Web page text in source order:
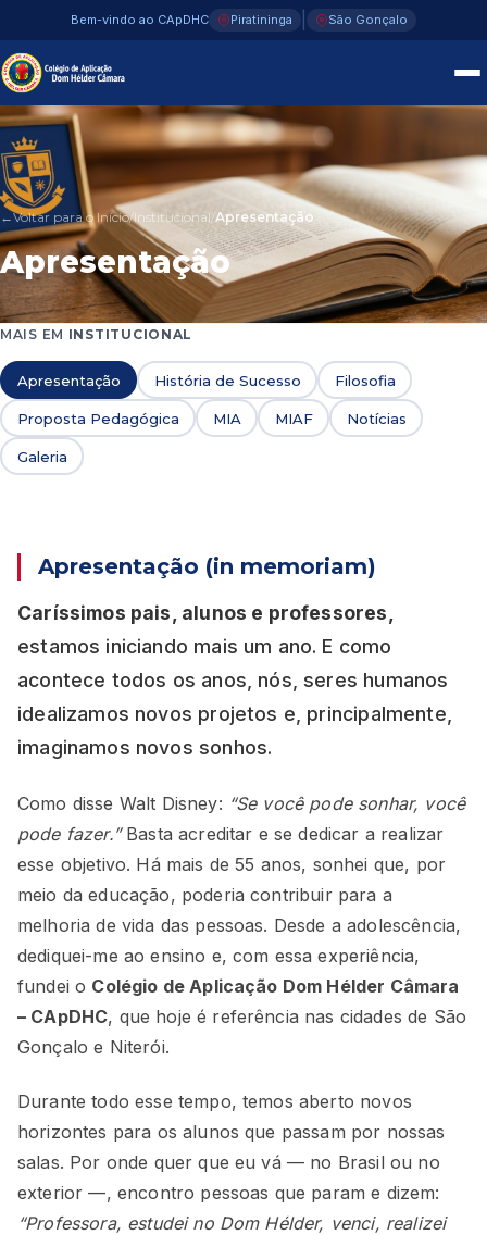
Bem-vindo ao CApDHC Piratininga São Gonçalo
←Voltar para o Início/Institucional/Apresentação
Apresentação
MAIS EM INSTITUCIONAL
Apresentação História de Sucesso Filosofia
Proposta Pedagógica MIA MIAF Notícias
Galeria
Apresentação (in memoriam)
Caríssimos pais, alunos e professores,
estamos iniciando mais um ano. E como
acontece todos os anos, nós, seres humanos
idealizamos novos projetos e, principalmente,
imaginamos novos sonhos.
Como disse Walt Disney: “Se você pode sonhar, você
pode fazer.”Basta acreditar e se dedicar a realizar
esse objetivo. Há mais de 55 anos, sonhei que, por
meio da educação, poderia contribuir para a
melhoria de vida das pessoas. Desde a adolescência,
dediquei-me ao ensino e, com essa experiência,
fundei o Colégio de Aplicação Dom Hélder Câmara
– CApDHC, que hoje é referência nas cidades de São
Gonçalo e Niterói.
Durante todo esse tempo, temos aberto novos
horizontes para os alunos que passam por nossas
salas. Por onde quer que eu vá — no Brasil ou no
exterior —, encontro pessoas que param e dizem:
“Professora, estudei no Dom Hélder, venci, realizei